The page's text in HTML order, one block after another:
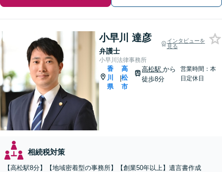
小早川 達彦
弁護士
インタビューを
見る
小早川法律事務所
香
川
県
|
高
松
市
高松駅から
徒歩8分
営業時間：本
日定休日
相続税対策
【高松駅8分】【地域密着型の事務所】【創業50年以上】遺言書作成